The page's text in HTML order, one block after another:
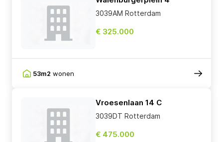
3039AM Rotterdam
€ 325.000
53m2 wonen
Vroesenlaan 14 C
3039DT Rotterdam
€ 475.000